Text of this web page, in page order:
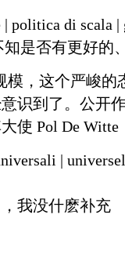
di scala |
是否有更好的
模，这个严峻
识到了。公开
使 Pol De Witte
|
我没什麽补充